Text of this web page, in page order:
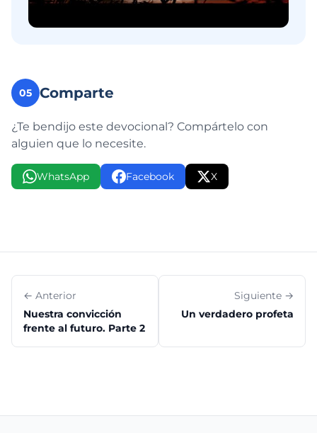
05 Comparte
¿Te bendijo este devocional? Compártelo con
alguien que lo necesite.
WhatsApp Facebook X
← Anterior
Nuestra convicción
frente al futuro. Parte 2
Siguiente →
Un verdadero profeta